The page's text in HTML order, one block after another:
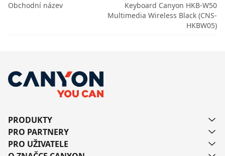
Obchodní název
Keyboard Canyon HKB-W50
Multimedia Wireless Black (CNS-
HKBW05)
PRODUKTY
PRO PARTNERY
PRO UŽIVATELE